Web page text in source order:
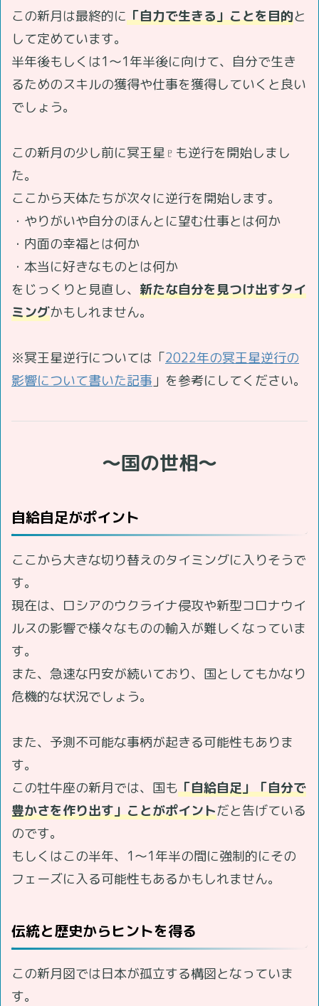
この新月は最終的に「自力で生きる」ことを目的と
して定めています。
半年後もしくは1～1年半後に向けて、自分で生き
るためのスキルの獲得や仕事を獲得していくと良い
でしょう。
この新月の少し前に冥王星♇も逆行を開始しまし
た。
ここから天体たちが次々に逆行を開始します。
・やりがいや自分のほんとに望む仕事とは何か
・内面の幸福とは何か
・本当に好きなものとは何か
をじっくりと見直し、 新たな自分を見つけ出すタイ
ミングかもしれません。
※冥王星逆行については「2022年の冥王星逆行の
影響について書いた記事 」を参考にしてください。
～国の世相～
自給自足がポイント
ここから大きな切り替えのタイミングに入りそうで
す。
現在は、ロシアのウクライナ侵攻や新型コロナウイ
ルスの影響で様々なものの輸入が難しくなっていま
す。
また、急速な円安が続いており、国としてもかなり
危機的な状況でしょう。
また、予測不可能な事柄が起きる可能性もありま
す。
この牡牛座の新月では、国も「自給自足」「自分で
豊かさを作り出す」ことがポイントだと告げている
のです。
もしくはこの半年、1～1年半の間に強制的にその
フェーズに入る可能性もあるかもしれません。
伝統と歴史からヒントを得る
この新月図では日本が孤立する構図となっていま
す。